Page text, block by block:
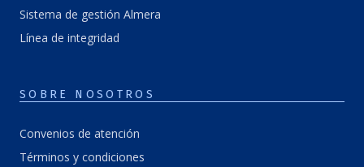
Sistema de gestión Almera
Línea de integridad
SOBRE NOSOTROS
Convenios de atención
Términos y condiciones